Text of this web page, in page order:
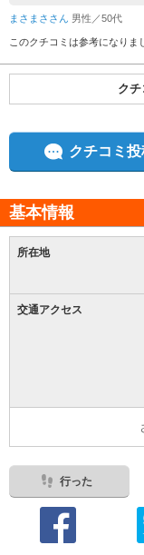
へのメッセージがありほっ
集してからスタート。観光
いました。週末はもっと混
多く楽しく散策出来ます。
いろタイミング悪く道の駅
ぐり遊覧船に乗りたかった
まさまささん 男性／50代
このクチコミは参考になりま
ク
クチコミ投
基本情報
所在地
交通アクセス
行った